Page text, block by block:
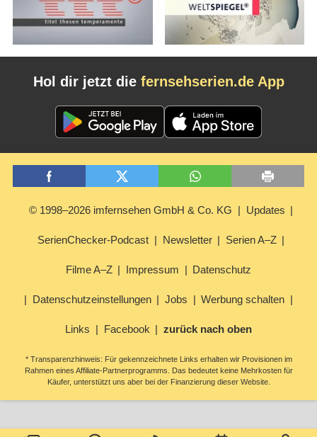
Hol dir jetzt die fernsehserien.de App
© 1998–2026 imfernsehen GmbH & Co. KG Updates
SerienChecker-Podcast Newsletter Serien A–Z
Filme A–Z Impressum Datenschutz
Datenschutzeinstellungen Jobs Werbung schalten
Links Facebook zurück nach oben
* Transparenzhinweis: Für gekennzeichnete Links erhalten wir Provisionen im
Rahmen eines Affiliate-Partnerprogramms. Das bedeutet keine Mehrkosten für
Käufer, unterstützt uns aber bei der Finanzierung dieser Website.